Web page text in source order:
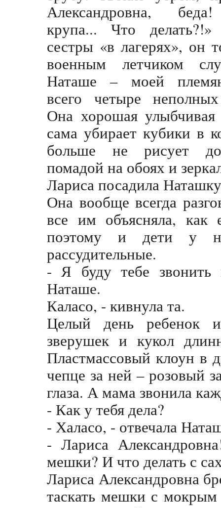
Александровна, беда!
крупа... Что
сестры «в лагерях», он
военным летчиком
Наташе – моей
всего четыре
Она хорошая улыбчивая
сама убирает кубики в
больше не рисует
помадой на обоях и
Лариса посадила
Она вообще всегда
все им объясняла,
поэтому и дети у
рассудительные.
- Я буду тебе звонить
Наташе.
Каласо, - кивнула та.
Целый день ребенок
зверушек и кукол
Пластмассовый клоун в
чепце за ней – розовый
глаза. А мама звонила
- Как у тебя дела?
- Халасо, - отвечала
- Лариса
мешки? И что делать с
Лариса Александровна
таскать мешки с мокрым